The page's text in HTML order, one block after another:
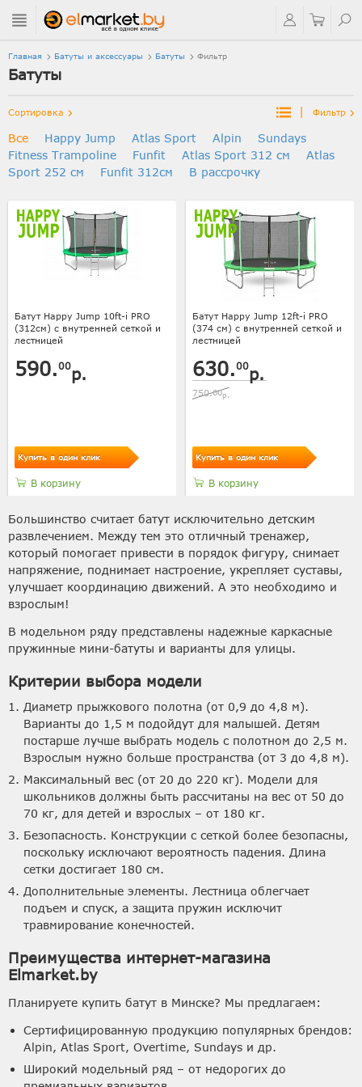
Главная Батуты и аксессуары Батуты Фильтр
Батуты
Сортировка | Фильтр
Все Happy Jump Atlas Sport Alpin
Sundays
Fitness Trampoline
Funfit Atlas Sport 312 см
Atlas
Sport 252 см
Funfit 312см В рассрочку
Батут Happy Jump 10ft-i PRO
(312см) с внутренней сеткой и
лестницей
590.00р.
Купить в один клик
В корзину
Батут Happy Jump 12ft-i PRO
(374 см) с внутренней сеткой и
лестницей
630.00р.
750.00р.
Купить в один клик
В корзину
Большинство считает батут исключительно детским
развлечением. Между тем это отличный тренажер,
который помогает привести в порядок фигуру, снимает
напряжение, поднимает настроение, укрепляет суставы,
улучшает координацию движений. А это необходимо и
взрослым!
В модельном ряду представлены надежные каркасные
пружинные мини-батуты и варианты для улицы.
Критерии выбора модели
Диаметр прыжкового полотна (от 0,9 до 4,8 м).
Варианты до 1,5 м подойдут для малышей. Детям
постарше лучше выбрать модель с полотном до 2,5 м.
Взрослым нужно больше пространства (от 3 до 4,8 м).
Максимальный вес (от 20 до 220 кг). Модели для
школьников должны быть рассчитаны на вес от 50 до
70 кг, для детей и взрослых – от 180 кг.
Безопасность. Конструкции с сеткой более безопасны,
поскольку исключают вероятность падения. Длина
сетки достигает 180 см.
Дополнительные элементы. Лестница облегчает
подъем и спуск, а защита пружин исключит
травмирование конечностей.
Преимущества интернет-магазина
Elmarket.by
Планируете купить батут в Минске? Мы предлагаем:
Сертифицированную продукцию популярных брендов:
Alpin, Atlas Sport, Overtime, Sundays и др.
Широкий модельный ряд – от недорогих до